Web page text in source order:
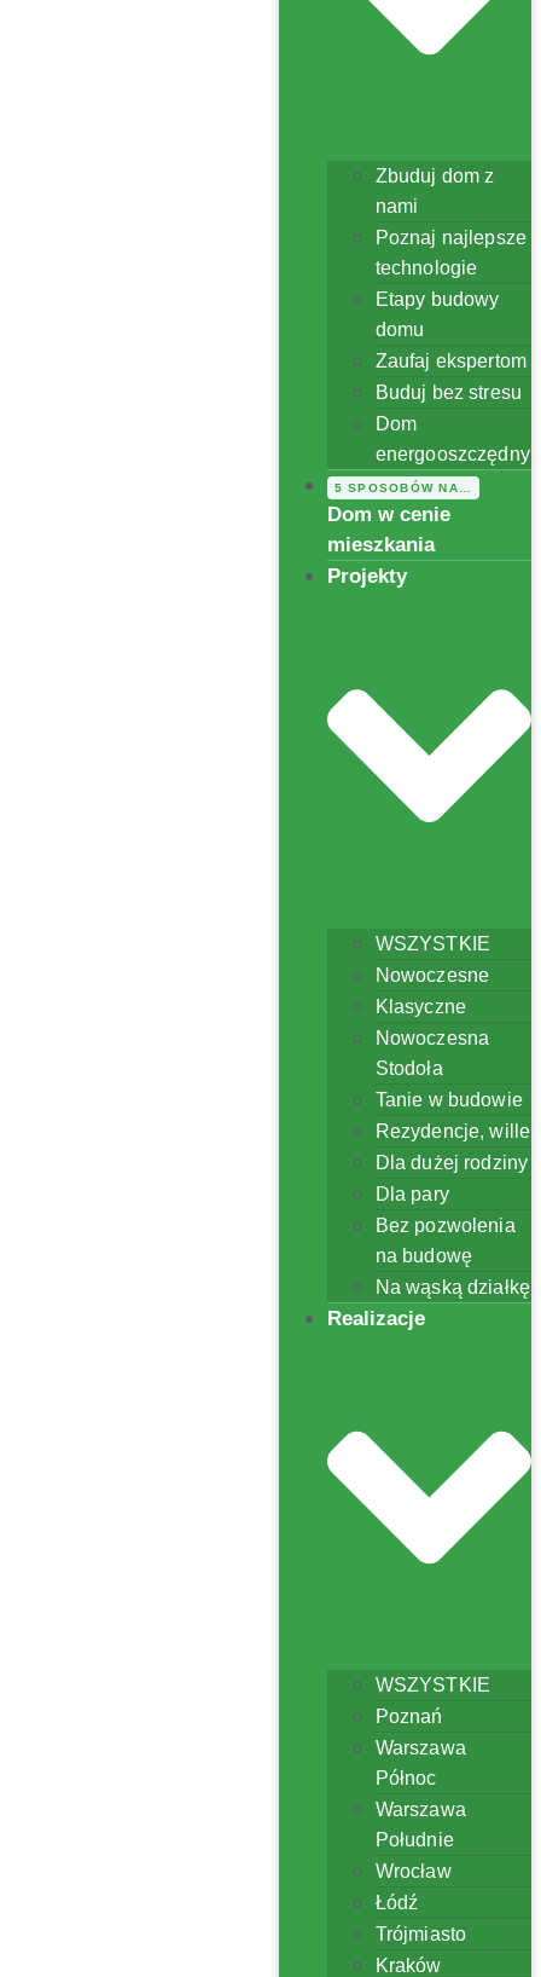
Zbuduj dom z
nami
Poznaj najlepsze
technologie
Etapy budowy
domu
Zaufaj ekspertom
Buduj bez stresu
Dom
energooszczędny
5 SPOSOBÓW NA…
Dom w cenie
mieszkania
Projekty
WSZYSTKIE
Nowoczesne
Klasyczne
Nowoczesna
Stodoła
Tanie w budowie
Rezydencje, wille
Dla dużej rodziny
Dla pary
Bez pozwolenia
na budowę
Na wąską działkę
Realizacje
WSZYSTKIE
Poznań
Warszawa
Północ
Warszawa
Południe
Wrocław
Łódź
Trójmiasto
Kraków